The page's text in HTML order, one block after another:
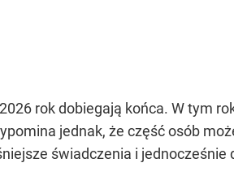
rok dobiegają końca. W tym
jednak, że część osób
świadczenia i jednocześnie